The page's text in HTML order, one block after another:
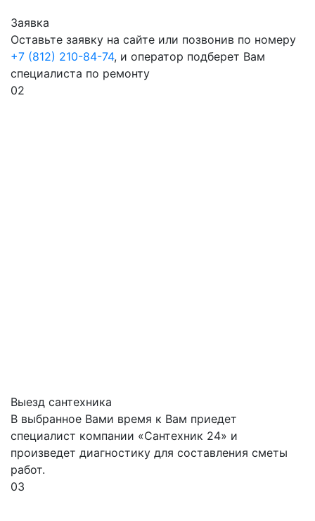
Заявка
Оставьте заявку на сайте или позвонив по номеру
+7 (812) 210-84-74, и оператор подберет Вам
специалиста по ремонту
02
Выезд сантехника
В выбранное Вами время к Вам приедет
специалист компании «Сантехник 24» и
произведет диагностику для составления сметы
работ.
03